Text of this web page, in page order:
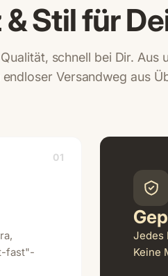
Stil für
schnell bei Dir.
endloser Versandweg aus
01
fast"-
Jedes
Keine